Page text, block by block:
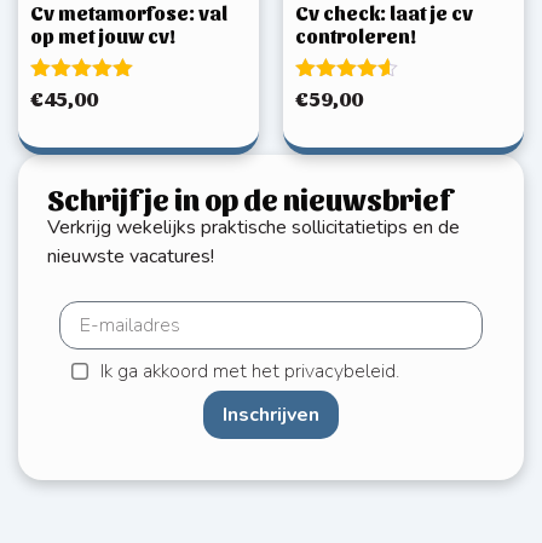
Schrijf je in op de nieuwsbrief
Verkrijg wekelijks praktische sollicitatietips en de
nieuwste vacatures!
Ik ga akkoord met het privacybeleid.
Inschrijven
Cv metamorfose: val
op met jouw cv!
Gewaardeerd
€45,00
Cv check: laat je cv
controleren!
Gewaardeerd
€59,00